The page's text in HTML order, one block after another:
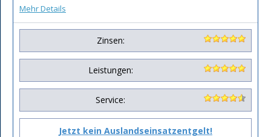
Mehr Details
Zinsen:
Leistungen:
Service:
Jetzt kein Auslandseinsatzentgelt!